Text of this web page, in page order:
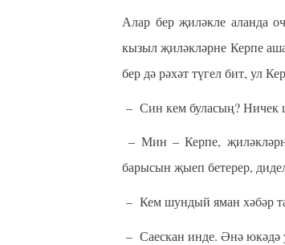
Алар бер җиләкле аланда
кызыл җиләкләрне Керпе
бер дә рәхәт түгел бит, ул
– Син кем буласың? Ничек
– Мин – Керпе,
барысын җыеп бетерер,
– Кем шундый яман хәбәр
– Саескан инде. Әнә юкәдә